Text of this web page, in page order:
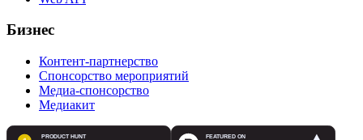
Бизнес
Контент-партнерство
Спонсорство мероприятий
Медиа-спонсорство
Медиакит